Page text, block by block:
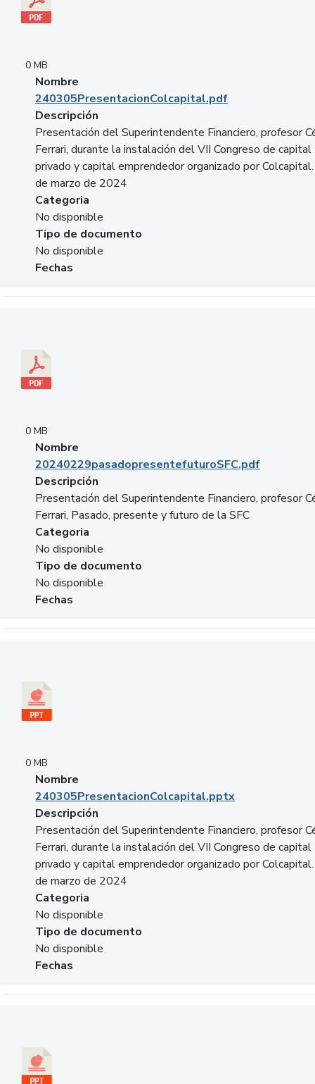
0 MB
Nombre
240305PresentacionColcapital.pdf
Descripción
Presentación del Superintendente Financiero, profesor
Ferrari, durante la instalación del VII Congreso de capital
privado y capital emprendedor organizado por
de marzo de 2024
Categoria
No disponible
Tipo de documento
No disponible
Fechas
0 MB
Nombre
20240229pasadopresentefuturoSFC.pdf
Descripción
Presentación del Superintendente Financiero, profesor
Ferrari, Pasado, presente y futuro de la SFC
Categoria
No disponible
Tipo de documento
No disponible
Fechas
0 MB
Nombre
240305PresentacionColcapital.pptx
Descripción
Presentación del Superintendente Financiero, profesor
Ferrari, durante la instalación del VII Congreso de capital
privado y capital emprendedor organizado por
de marzo de 2024
Categoria
No disponible
Tipo de documento
No disponible
Fechas